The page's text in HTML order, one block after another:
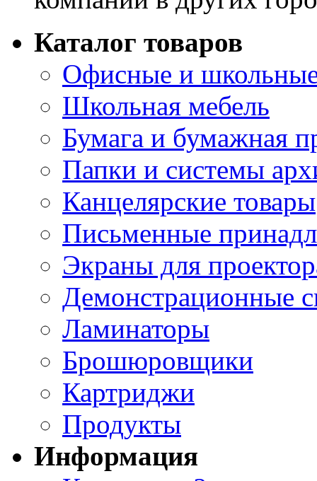
Каталог товаров
Офисные и
Школьная мебель
Бумага и бумажная
Папки и системы
Канцелярские товары
Письменные
Экраны для
Демонстрационные
Ламинаторы
Брошюровщики
Картриджи
Продукты
Информация